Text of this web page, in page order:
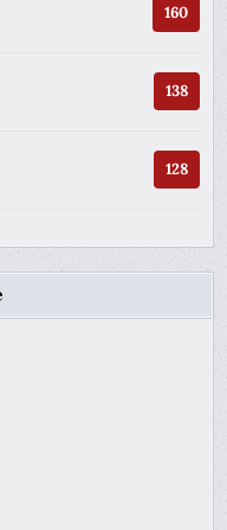
160
138
128